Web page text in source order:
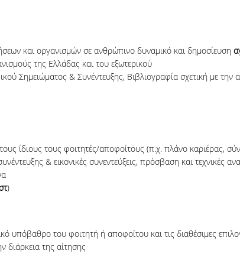
και οργανισμών σε ανθρώπινο δυναμικό και δημοσίευση
της Ελλάδας και του εξωτερικού
Σημειώματος & Συνέντευξης, Βιβλιογραφία σχετική με
ίδιους τους φοιτητές/αποφοίτους (π.χ. πλάνο καριέρας,
& εικονικές συνεντεύξεις, πρόσβαση και τεχνικές
)
υπόβαθρο του φοιτητή ή αποφοίτου και τις διαθέσιμες
διάρκεια της αίτησης